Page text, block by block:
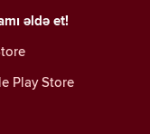
əldə et!
Play Store